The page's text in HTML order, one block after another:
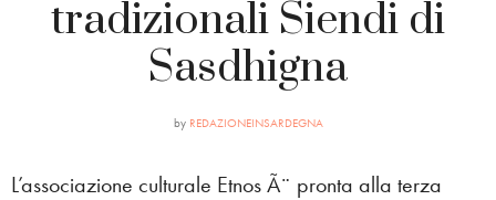
tradizionali Siendi di
Sasdhigna
by REDAZIONEINSARDEGNA
L’associazione culturale Etnos Ã¨ pronta alla terza